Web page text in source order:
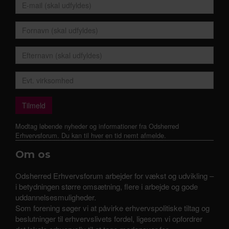
Modtag løbende nyheder og informationer fra Odsherred
Erhvervsforum. Du kan til hver en tid nemt afmelde.
Om os
Odsherred Erhvervsforum arbejder for vækst og udvikling –
i betydningen større omsætning, flere i arbejde og gode
uddannelsesmuligheder.
Som forening søger vi at påvirke erhvervspolitiske tiltag og
beslutninger til erhvervslivets fordel, ligesom vi opfordrer